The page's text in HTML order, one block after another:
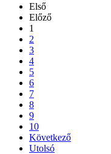
Első
Előző
1
2
3
4
5
6
7
8
9
10
Következő
Utolsó